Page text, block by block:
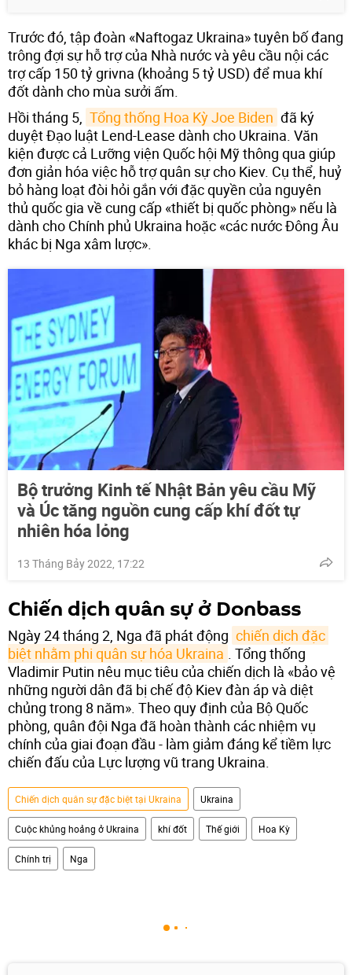
Trước đó, tập đoàn «Naftogaz Ukraina» tuyên bố đang
trông đợi sự hỗ trợ của Nhà nước và yêu cầu nội các
trợ cấp 150 tỷ grivna (khoảng 5 tỷ USD) để mua khí
đốt dành cho mùa sưởi ấm.
Hồi tháng 5, Tổng thống Hoa Kỳ Joe Biden đã ký
duyệt Đạo luật Lend-Lease dành cho Ukraina. Văn
kiện được cả Lưỡng viện Quốc hội Mỹ thông qua giúp
đơn giản hóa việc hỗ trợ quân sự cho Kiev. Cụ thể, huỷ
bỏ hàng loạt đòi hỏi gắn với đặc quyền của nguyên
thủ quốc gia về cung cấp «thiết bị quốc phòng» nếu là
dành cho Chính phủ Ukraina hoặc «các nước Đông Âu
khác bị Nga xâm lược».
Bộ trưởng Kinh tế Nhật Bản yêu cầu Mỹ
và Úc tăng nguồn cung cấp khí đốt tự
nhiên hóa lỏng
13 Tháng Bảy 2022, 17:22
Chiến dịch quân sự ở Donbass
Ngày 24 tháng 2, Nga đã phát động chiến dịch đặc
biệt nhằm phi quân sự hóa Ukraina
. Tổng thống
Vladimir Putin nêu mục tiêu của chiến dịch là «bảo vệ
những người dân đã bị chế độ Kiev đàn áp và diệt
chủng trong 8 năm». Theo quy định của Bộ Quốc
phòng, quân đội Nga đã hoàn thành các nhiệm vụ
chính của giai đoạn đầu - làm giảm đáng kể tiềm lực
chiến đấu của Lực lượng vũ trang Ukraina.
Chiến dịch quân sự đặc biệt tại Ukraina Ukraina
Cuộc khủng hoảng ở Ukraina khí đốt Thế giới Hoa Kỳ
Chính trị Nga